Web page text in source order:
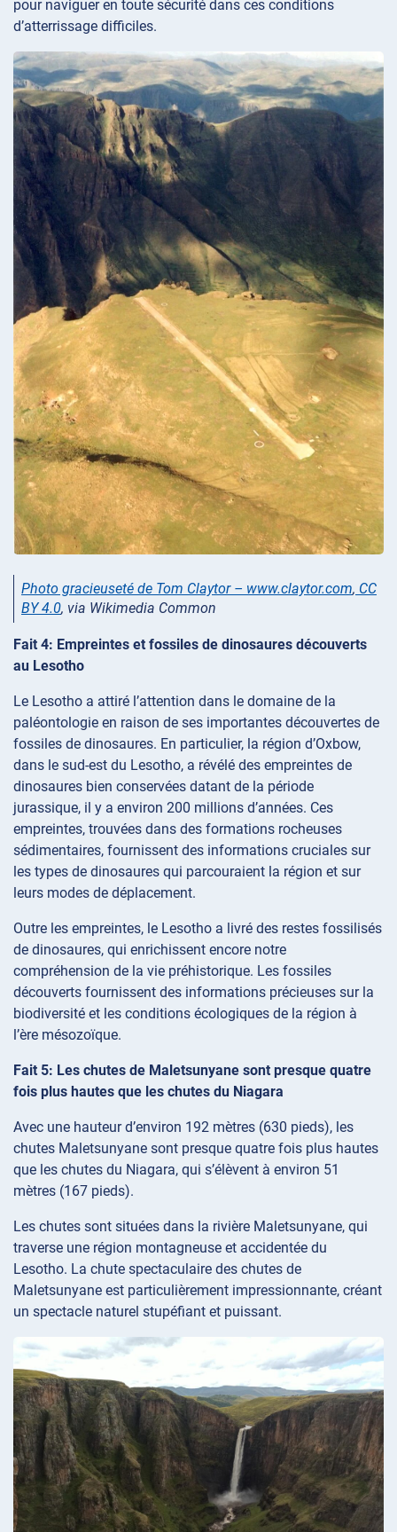
pour naviguer en toute sécurité dans ces conditions
d’atterrissage difficiles.
Photo gracieuseté de Tom Claytor – www.claytor.com, CC
BY 4.0, via Wikimedia Common
Fait 4: Empreintes et fossiles de dinosaures découverts
au Lesotho
Le Lesotho a attiré l’attention dans le domaine de la
paléontologie en raison de ses importantes découvertes de
fossiles de dinosaures. En particulier, la région d’Oxbow,
dans le sud-est du Lesotho, a révélé des empreintes de
dinosaures bien conservées datant de la période
jurassique, il y a environ 200 millions d’années. Ces
empreintes, trouvées dans des formations rocheuses
sédimentaires, fournissent des informations cruciales sur
les types de dinosaures qui parcouraient la région et sur
leurs modes de déplacement.
Outre les empreintes, le Lesotho a livré des restes fossilisés
de dinosaures, qui enrichissent encore notre
compréhension de la vie préhistorique. Les fossiles
découverts fournissent des informations précieuses sur la
biodiversité et les conditions écologiques de la région à
l’ère mésozoïque.
Fait 5: Les chutes de Maletsunyane sont presque quatre
fois plus hautes que les chutes du Niagara
Avec une hauteur d’environ 192 mètres (630 pieds), les
chutes Maletsunyane sont presque quatre fois plus hautes
que les chutes du Niagara, qui s’élèvent à environ 51
mètres (167 pieds).
Les chutes sont situées dans la rivière Maletsunyane, qui
traverse une région montagneuse et accidentée du
Lesotho. La chute spectaculaire des chutes de
Maletsunyane est particulièrement impressionnante, créant
un spectacle naturel stupéfiant et puissant.